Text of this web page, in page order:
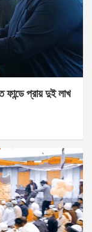
ফান্ডে প্রায় দুই লাখ